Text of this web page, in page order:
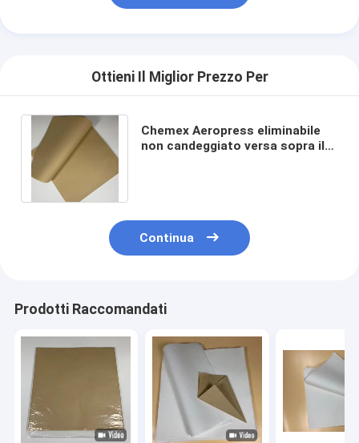
Ottieni Il Miglior Prezzo Per
Chemex Aeropress eliminabile
non candeggiato versa sopra il
Continua
Prodotti Raccomandati